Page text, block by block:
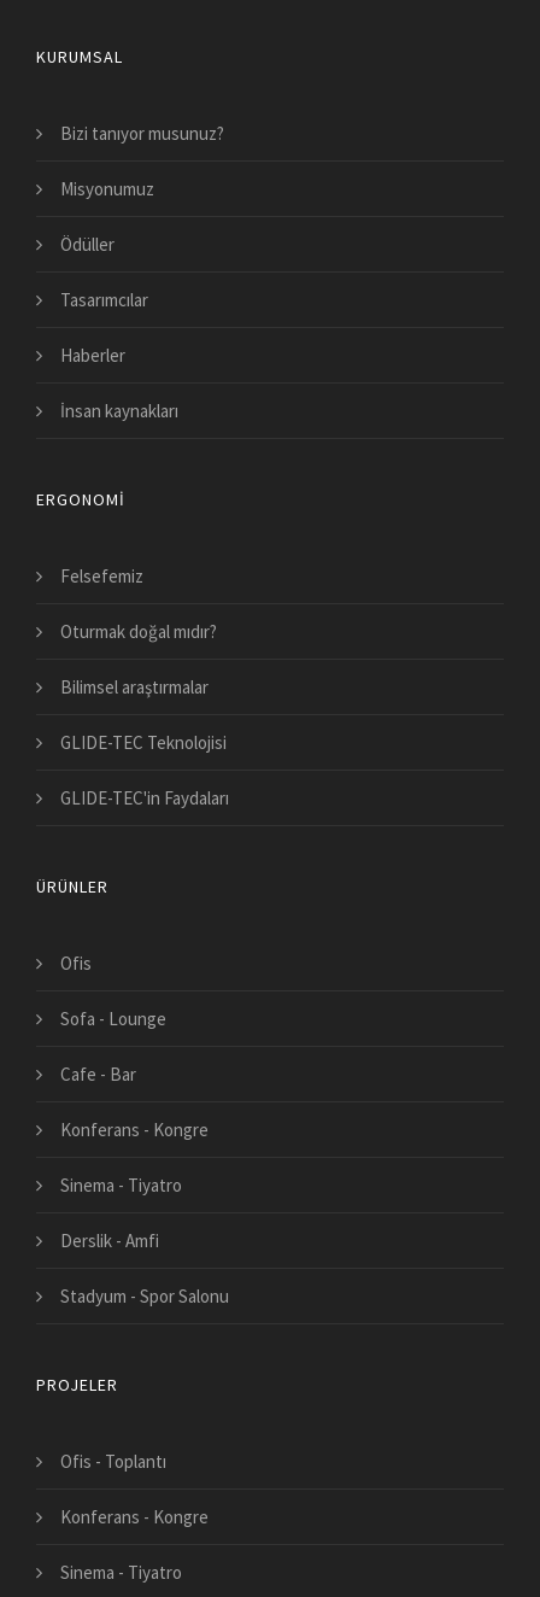
KURUMSAL
Bizi tanıyor musunuz?
Misyonumuz
Ödüller
Tasarımcılar
Haberler
İnsan kaynakları
ERGONOMI
Felsefemiz
Oturmak doğal mıdır?
Bilimsel araştırmalar
GLIDE-TEC Teknolojisi
GLIDE-TEC'in Faydaları
ÜRÜNLER
Ofis
Sofa - Lounge
Cafe - Bar
Konferans - Kongre
Sinema - Tiyatro
Derslik - Amfi
Stadyum - Spor Salonu
PROJELER
Ofis - Toplantı
Konferans - Kongre
Sinema - Tiyatro